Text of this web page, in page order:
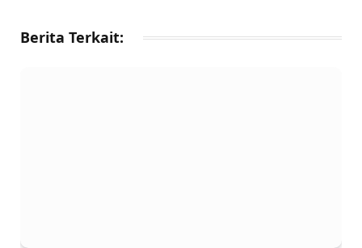
Berita Terkait: